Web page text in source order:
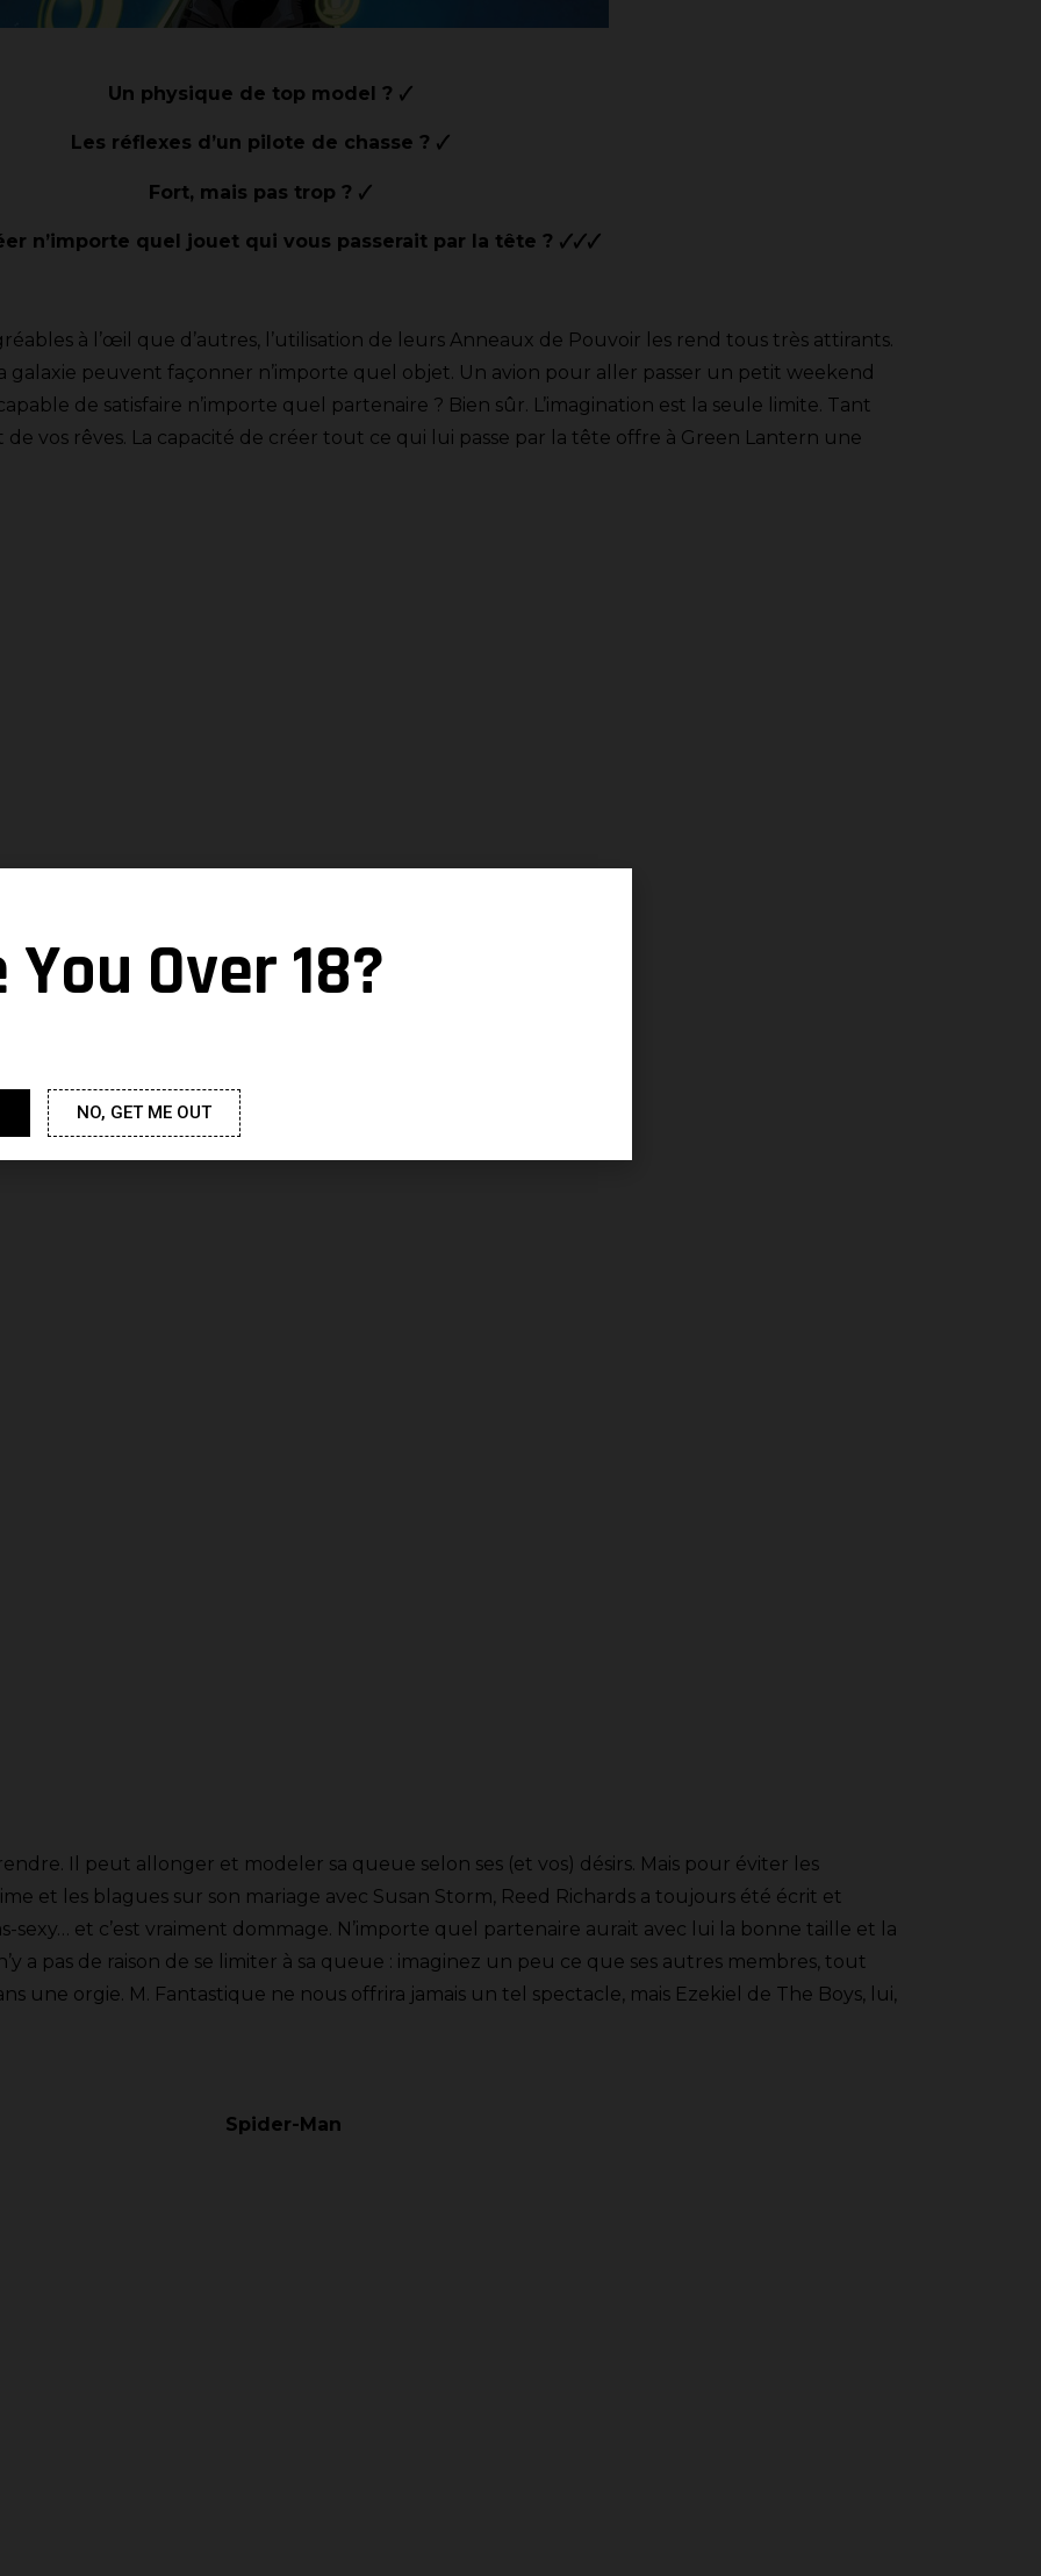
Un physique de top model ? 🗸
Les réflexes d’un pilote de chasse ? 🗸
Fort, mais pas trop ? 🗸
n’importe quel jouet qui vous passerait par la tête ? 🗸🗸🗸
à l’œil que d’autres, l’utilisation de leurs Anneaux de Pouvoir les rend tous très attirants.
galaxie peuvent façonner n’importe quel objet. Un avion pour aller passer un petit weekend
de satisfaire n’importe quel partenaire ? Bien sûr. L’imagination est la seule limite. Tant
vos rêves. La capacité de créer tout ce qui lui passe par la tête offre à Green Lantern une
M. Fantastique
Il peut allonger et modeler sa queue selon ses (et vos) désirs. Mais pour éviter les
et les blagues sur son mariage avec Susan Storm, Reed Richards a toujours été écrit et
et c’est vraiment dommage. N’importe quel partenaire aurait avec lui la bonne taille et la
a pas de raison de se limiter à sa queue : imaginez un peu ce que ses autres membres, tout
une orgie. M. Fantastique ne nous offrira jamais un tel spectacle, mais Ezekiel de The Boys, lui,
Spider-Man
You Over 18?
NO, GET ME OUT